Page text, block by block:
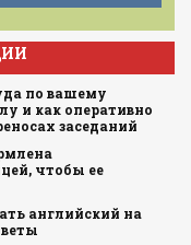
по вашему
и как оперативно
заседаний
чтобы ее
английский на